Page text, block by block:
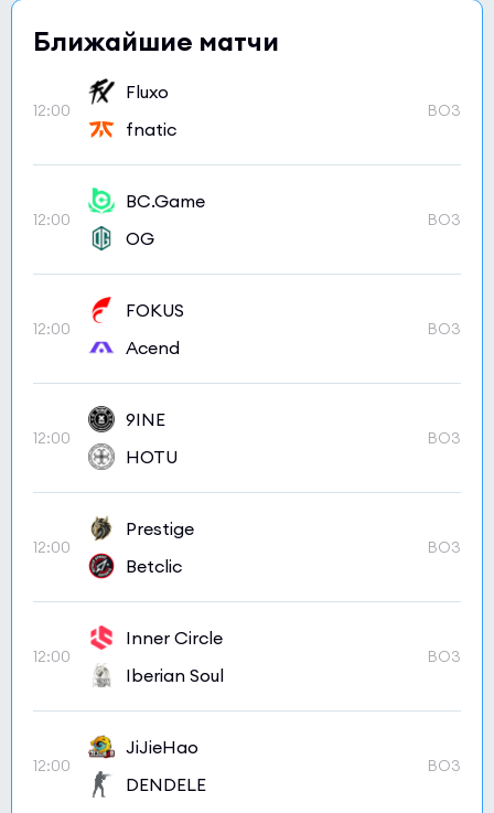
Ближайшие матчи
12:00
Fluxo
fnatic
BO3
12:00
BC.Game
OG
BO3
12:00
FOKUS
Acend
BO3
12:00
9INE
HOTU
BO3
12:00
Prestige
Betclic
BO3
12:00
Inner Circle
Iberian Soul
BO3
12:00
JiJieHao
DENDELE
BO3